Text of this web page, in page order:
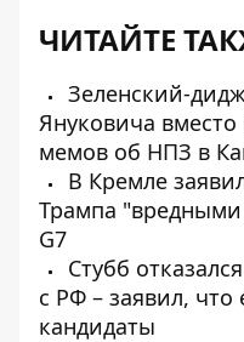
ЧИТАЙТЕ
Зеленский-
Януковича вместо
мемов об НПЗ в
В Кремле
Трампа
G7
Стубб
с РФ – заявил,
кандидаты